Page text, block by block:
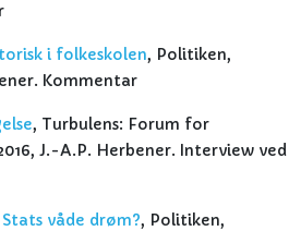
i folkeskolen, Politiken,
Kommentar
, Turbulens: Forum for
J.-A.P. Herbener. Interview ved
våde drøm?, Politiken,